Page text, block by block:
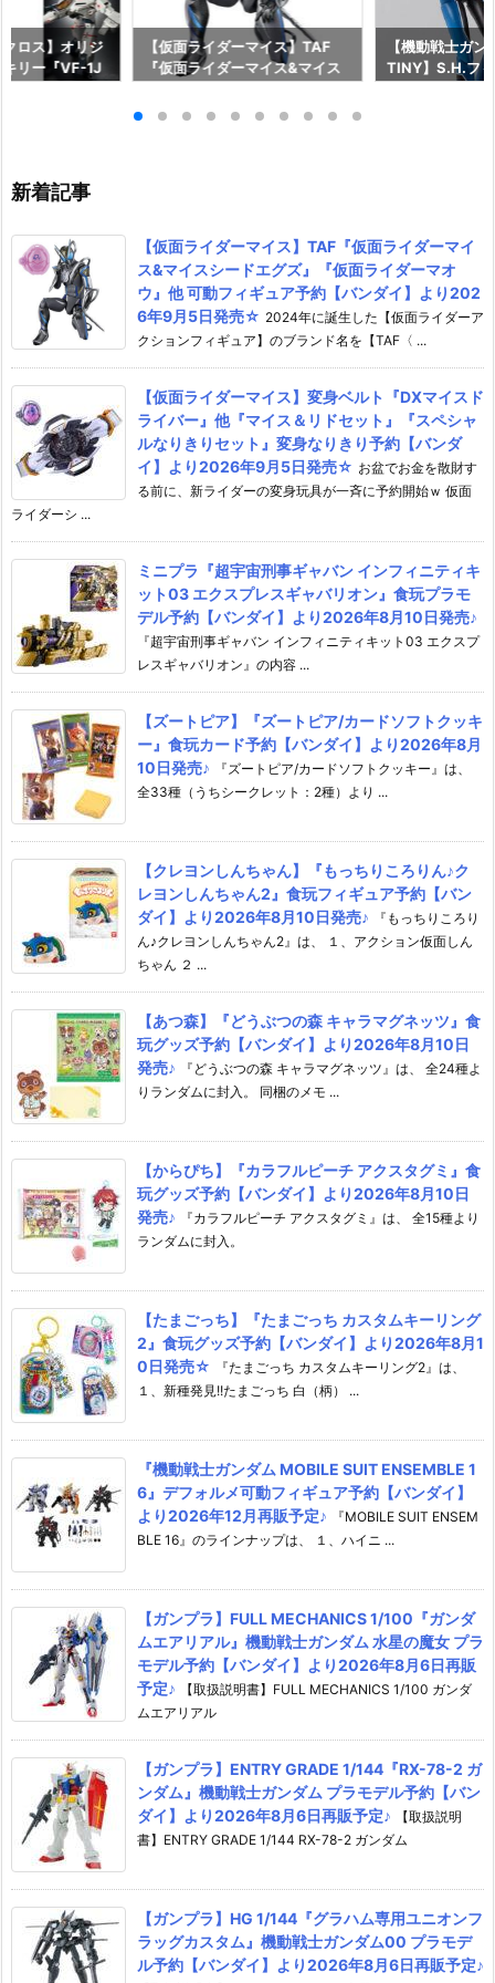
ロス】オリジ
リー『VF-1J
【仮面ライダーマイス】TAF
『仮面ライダーマイス&マイス
マオウ』他 可動フィギュア予約
【機動戦士ガン
TINY】S.H.フ
新着記事
【仮面ライダーマイス】TAF『仮面ライダーマイ
ス&マイスシードエグズ』『仮面ライダーマオ
ウ』他 可動フィギュア予約【バンダイ】より202
6年9月5日発売☆ 2024年に誕生した【仮面ライダーア
クションフィギュア】のブランド名を【TAF〈 ...
【仮面ライダーマイス】変身ベルト『DXマイスド
ライバー』他『マイス＆リドセット』『スペシャ
ルなりきりセット』変身なりきり予約【バンダ
イ】より2026年9月5日発売☆ お盆でお金を散財す
る前に、新ライダーの変身玩具が一斉に予約開始ｗ 仮面
ライダーシ ...
ミニプラ『超宇宙刑事ギャバン インフィニティキ
ット03 エクスプレスギャバリオン』食玩プラモ
デル予約【バンダイ】より2026年8月10日発売♪
『超宇宙刑事ギャバン インフィニティキット03 エクスプ
レスギャバリオン』の内容 ...
【ズートピア】『ズートピア/カードソフトクッキ
ー』食玩カード予約【バンダイ】より2026年8月
10日発売♪
『ズートピア/カードソフトクッキー』は、
全33種（うちシークレット：2種）より ...
【クレヨンしんちゃん】『もっちりころりん♪ク
レヨンしんちゃん2』食玩フィギュア予約【バン
ダイ】より2026年8月10日発売♪
『もっちりころり
ん♪クレヨンしんちゃん2』は、 １、アクション仮面しん
ちゃん ２ ...
【あつ森】『どうぶつの森 キャラマグネッツ』食
玩グッズ予約【バンダイ】より2026年8月10日
発売♪
『どうぶつの森 キャラマグネッツ』は、 全24種よ
りランダムに封入。 同梱のメモ ...
【からぴち】『カラフルピーチ アクスタグミ』食
玩グッズ予約【バンダイ】より2026年8月10日
発売♪
『カラフルピーチ アクスタグミ』は、 全15種より
ランダムに封入。
【たまごっち】『たまごっち カスタムキーリング
2』食玩グッズ予約【バンダイ】より2026年8月1
0日発売☆
『たまごっち カスタムキーリング2』は、
１、新種発見!!たまごっち 白（柄） ...
『機動戦士ガンダム MOBILE SUIT ENSEMBLE 1
6』デフォルメ可動フィギュア予約【バンダイ】
より2026年12月再販予定♪
『MOBILE SUIT ENSEM
BLE 16』のラインナップは、 １、ハイニ ...
【ガンプラ】FULL MECHANICS 1/100『ガンダ
ムエアリアル』機動戦士ガンダム 水星の魔女 プラ
モデル予約【バンダイ】より2026年8月6日再販
予定♪
【取扱説明書】FULL MECHANICS 1/100 ガンダ
ムエアリアル
【ガンプラ】ENTRY GRADE 1/144『RX-78-2 ガ
ンダム』機動戦士ガンダム プラモデル予約【バン
ダイ】より2026年8月6日再販予定♪
【取扱説明
書】ENTRY GRADE 1/144 RX-78-2 ガンダム
【ガンプラ】HG 1/144『グラハム専用ユニオンフ
ラッグカスタム』機動戦士ガンダム00 プラモデ
ル予約【バンダイ】より2026年8月6日再販予定♪